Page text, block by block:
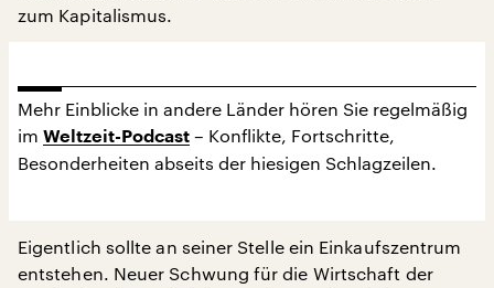
zum Kapitalismus.
Mehr Einblicke in andere Länder hören Sie regelmäßig
im Weltzeit-Podcast – Konflikte, Fortschritte,
Besonderheiten abseits der hiesigen Schlagzeilen.
Eigentlich sollte an seiner Stelle ein Einkaufszentrum
entstehen. Neuer Schwung für die Wirtschaft der